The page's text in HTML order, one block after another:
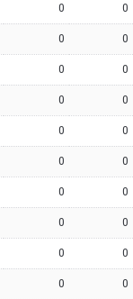
0 0
0 0
0 0
0 0
0 0
0 0
0 0
0 0
0 0
0 0